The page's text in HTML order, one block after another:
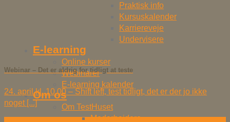
Praktisk info
Kursuskalender
Karriereveje
Undervisere
E-learning
Online kurser
Webinarer
E-learning kalender
Om os
Om TestHuset
Medarbejdere
Webinar – Det er aldrig for tidligt at teste
24. april kl. 10.00 – Shift left, test tidligt, det er der jo ikke
noget [...]